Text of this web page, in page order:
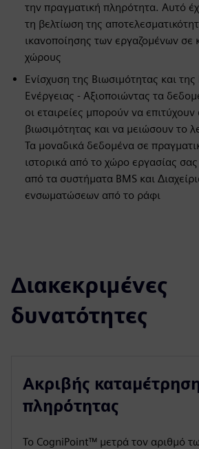
την πραγματική πληρότητα. Αυτό
τη βελτίωση της
ικανοποίησης των εργαζομένων σε
χώρους
Ενίσχυση της Βιωσιμότητας και
Ενέργειας - Αξιοποιώντας τα
οι εταιρείες μπορούν να επιτύχουν
βιωσιμότητας και να μειώσουν το
Τα μοναδικά δεδομένα σε
ιστορικά από το χώρο εργασίας
από τα συστήματα BMS και
ενσωματώσεων από το ράφι
Διακεκριμένες
δυνατότητες
Ακριβής
πληρότητας
Το CogniPoint™ μετρά τον αριθμό